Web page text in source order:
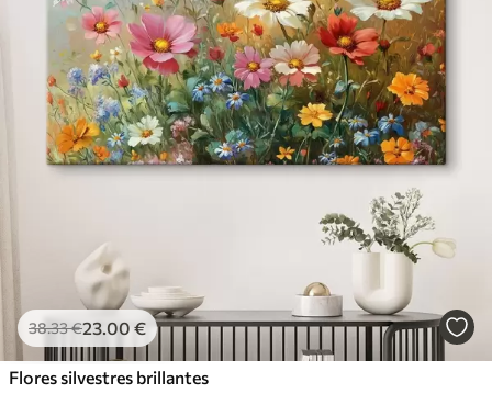
38.33€23.00 €
Flores silvestres brillantes